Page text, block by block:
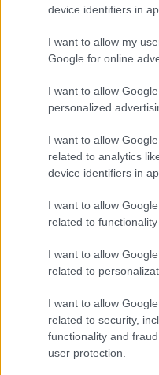
device identifiers in
I want to allow my
Google for online
I want to allow
personalized
I want to allow
related to analytics
device identifiers in
I want to allow
related to
I want to allow
related to
I want to allow
related to security,
functionality and
user protection.
sostegno pubblico
Marco Tessari · 5 Ago 2026
MILANOCORTINA26 (I